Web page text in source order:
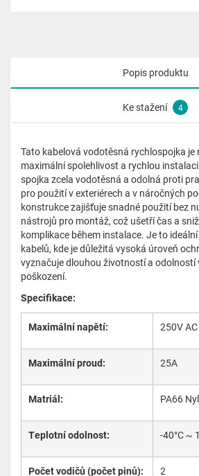
Popis produktu
Ke stažení 4
Tato kabelová vodotěsná rychlospojka je
maximální spolehlivost a rychlou
spojka zcela vodotěsná a odolná proti
pro použití v exteriérech a v náročných
konstrukce zajišťuje snadné použití bez
nástrojů pro montáž, což ušetří čas a
komplikace během instalace. Je to
kabelů, kde je důležitá vysoká úroveň
vyznačuje dlouhou životností a odolností
poškození.
Specifikace:
Maximální napětí: 250V AC
Maximální proud: 25A
Matriál: PA66
Teplotní odolnost: -40°C ~
Počet vodičů (počet pinů): 2